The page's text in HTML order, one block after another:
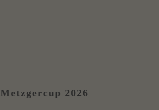
Metzgercup 2026